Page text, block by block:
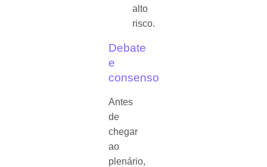
alto
risco.
Debate
e
consenso
Antes
de
chegar
ao
plenário,